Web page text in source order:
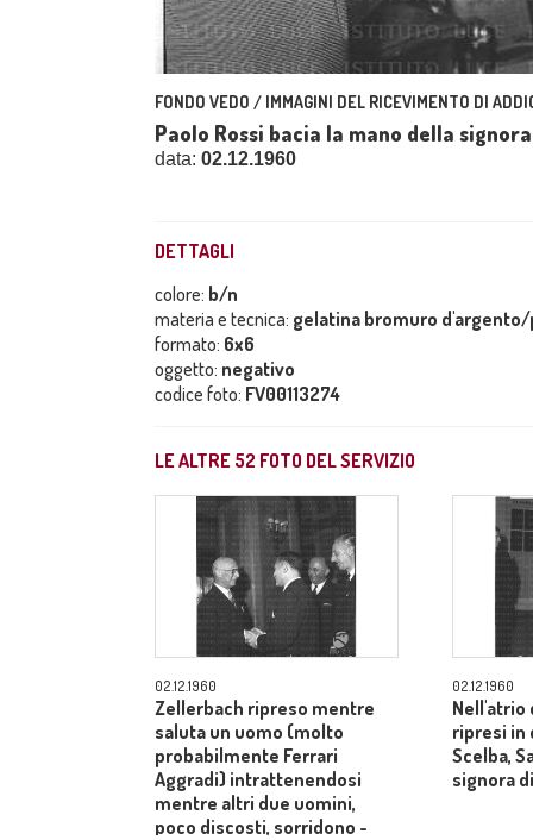
FONDO VEDO / IMMAGINI DEL RICEVIMENTO DI
Paolo Rossi bacia la mano della
data: 02.12.1960
DETTAGLI
colore: b/n
materia e tecnica: gelatina bromuro
formato: 6x6
oggetto: negativo
codice foto: FV00113274
LE ALTRE 52 FOTO DEL SERVIZIO
02.12.1960
Zellerbach ripreso mentre
saluta un uomo (molto
probabilmente Ferrari
Aggradi) intrattenendosi
mentre altri due uomini,
poco discosti, sorridono -
02.12.1960
Nell'atrio
ripresi in
Scelba,
signora